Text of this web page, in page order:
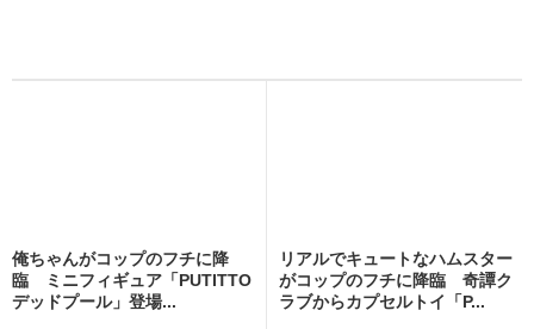
俺ちゃんがコップのフチに降
臨 ミニフィギュア「PUTITTO
デッドプール」登場...
リアルでキュートなハムスター
がコップのフチに降臨 奇譚ク
ラブからカプセルトイ「P...